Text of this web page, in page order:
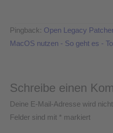
Pingback: Open Legacy
MacOS nutzen - So geht es -
Schreibe einen
Deine E-Mail-Adresse wird
Felder sind mit * markiert